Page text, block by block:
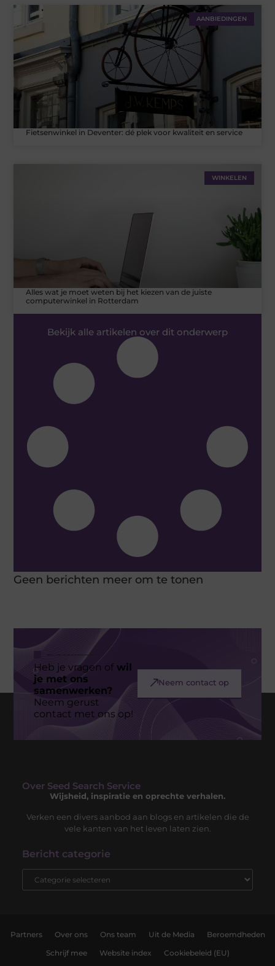
AANBIEDINGEN
Fietsenwinkel in Deventer: dé plek voor kwaliteit en service
WINKELEN
Alles wat je moet weten bij het kiezen van de juiste
computerwinkel in Rotterdam
Bekijk alle artikelen over dit onderwerp
Geen berichten meer om te tonen
Heb je vragen ofwil
je met ons
samenwerken?
Neem gerust
contact met ons op!
Neem contact op
Over Seed Search Service
Wijsheid, inspiratie en oprechte verhalen.
Verken een divers aanbod aan blogs en artikelen die de
vele kanten van het leven laten zien.
Bericht categorie
Partners Over ons Ons team Uit de Media Beroemdheden
Schrijf mee Website index Cookiebeleid (EU)